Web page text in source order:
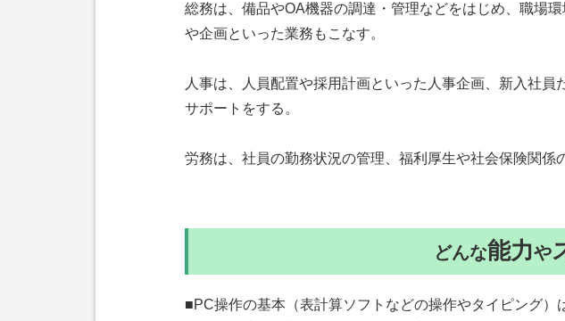
総務は、備品やOA機器の調達・管理などをはじめ、職場
や企画といった業務もこなす。
人事は、人員配置や採用計画といった人事企画、新入社
サポートをする。
労務は、社員の勤務状況の管理、福利厚生や社会保険関係
どんな能力や
■PC操作の基本（表計算ソフトなどの操作やタイピング